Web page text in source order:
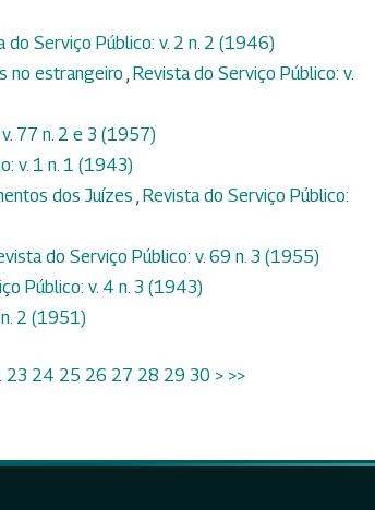
do Serviço Público: v. 2 n. 2 (1946)
no estrangeiro Revista do Serviço Público: v.
77 n. 2 e 3 (1957)
v. 1 n. 1 (1943)
dos Juízes Revista do Serviço Público:
do Serviço Público: v. 69 n. 3 (1955)
Público: v. 4 n. 3 (1943)
2 (1951)
23 24 25 26 27 28 29 30 > >>